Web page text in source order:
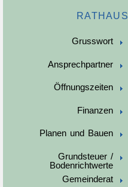
RATHAUS
Grusswort
Ansprechpartner
Öffnungszeiten
Finanzen
Planen und Bauen
Grundsteuer /
Bodenrichtwerte
Gemeinderat